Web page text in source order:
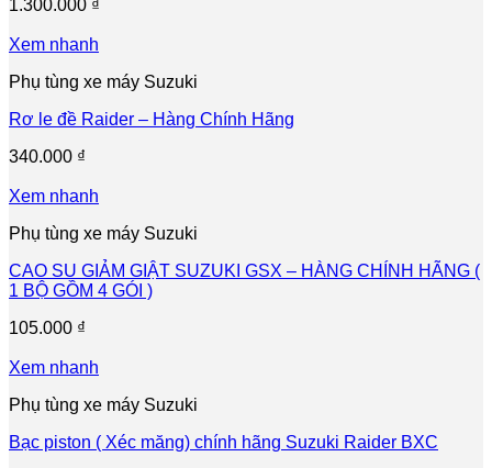
1.300.000 ₫
Xem nhanh
Phụ tùng xe máy Suzuki
Rơ le đề Raider – Hàng Chính Hãng
340.000 ₫
Xem nhanh
Phụ tùng xe máy Suzuki
CAO SU GIẢM GIẬT SUZUKI GSX – HÀNG CHÍNH HÃNG (
1 BỘ GỒM 4 GÓI )
105.000 ₫
Xem nhanh
Phụ tùng xe máy Suzuki
Bạc piston ( Xéc măng) chính hãng Suzuki Raider BXC